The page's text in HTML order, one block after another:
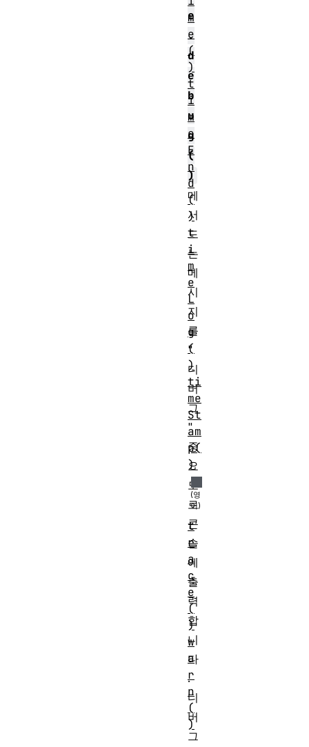
e
.
d
e
b
u
g
(
)
메
서
드
는
메
시
지
를
"
디
버
그
"
중
요
도
로
콘
솔
에
출
력
합
니
다
.
디
버
그
m
e
(
)
t
i
m
e
E
n
d
(
)
t
i
m
e
L
o
g
(
)
ti
me
St
am
p(
)
t
r
a
c
e
(
)
w
a
r
n
(
)